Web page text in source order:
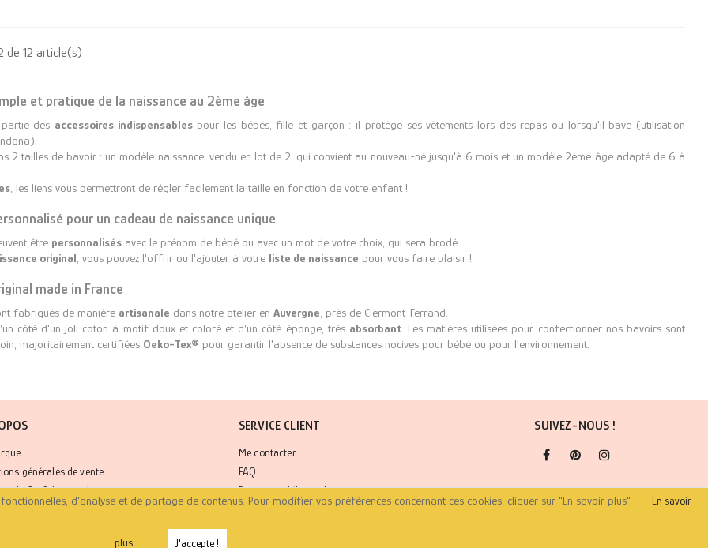
de 12 article(s)
et pratique de la naissance au 2ème âge
des accessoires indispensablespour les bébés, fille et garçon : il protège ses vêtements lors des repas ou lorsqu'il bave (utilisation
2 tailles de bavoir : un modèle naissance, vendu en lot de 2, qui convient au nouveau-né jusqu'à 6 mois et un modèle 2ème âge adapté de 6 à
, les liens vous permettront de régler facilement la taille en fonction de votre enfant !
pour un cadeau de naissance unique
être personnalisésavec le prénom de bébé ou avec un mot de votre choix, qui sera brodé.
original , vous pouvez l'offrir ou l'ajouter à votre liste de naissance pour vous faire plaisir !
made in France
fabriqués de manière artisanale dans notre atelier en Auvergne , près de Clermont-Ferrand.
côté d'un joli coton à motif doux et coloré et d’un côté éponge, très absorbant. Les matières utilisées pour confectionner nos bavoirs sont
majoritairement certifiées Oeko-Tex® pour garantir l'absence de substances nocives pour bébé ou pour l'environnement.
générales de vente
de Confidentialité
SERVICE CLIENT
Me contacter
FAQ
Paiement, délais et livraison
SUIVEZ-NOUS !
FacebookPinterest
Copyright © 2022 Fiona Gaignon. Tous droits réservés.
d'analyse et de partage de contenus. Pour modifier vos préférences concernant ces cookies, cliquer sur "En savoir plus" En savoir
plus J'accepte !